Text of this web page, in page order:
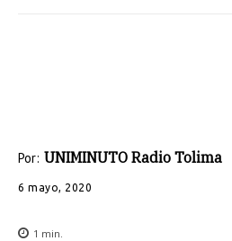
Por: UNIMINUTO Radio Tolima
6 mayo, 2020
1 min.